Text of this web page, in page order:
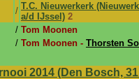
/ T.C. Nieuwerkerk
a/d IJssel) 2
/ Tom Moonen
/ Tom Moonen - Thorsten
2014 (Den Bosch,